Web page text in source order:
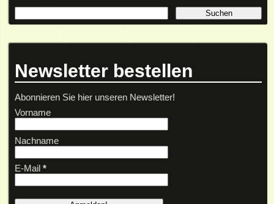
Newsletter bestellen
Abonnieren Sie hier unseren Newsletter!
Vorname
Nachname
E-Mail *